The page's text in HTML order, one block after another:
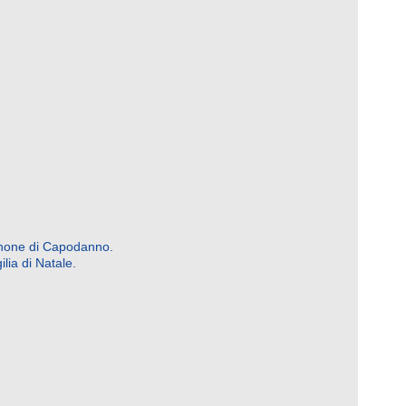
di Capodanno.
di Natale.